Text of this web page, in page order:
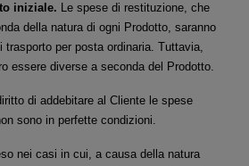
iniziale. Le spese di restituzione, che
della natura di ogni Prodotto, saranno
trasporto per posta ordinaria. Tuttavia,
essere diverse a seconda del Prodotto.
di addebitare al Cliente le spese
sono in perfette condizioni.
nei casi in cui, a causa della natura